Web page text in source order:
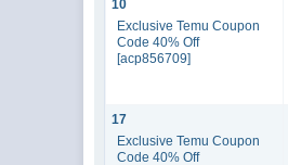
10
Exclusive Temu Coupon
Code 40% Off
[acp856709]
17
Exclusive Temu Coupon
Code 40% Off